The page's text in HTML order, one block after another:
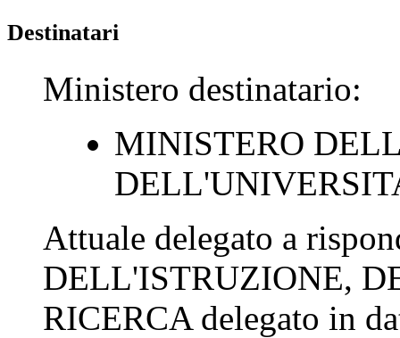
Destinatari
Ministero destinatario:
MINISTERO
Attuale delegato a
DELL'ISTRUZIONE,
RICERCAdelegato in